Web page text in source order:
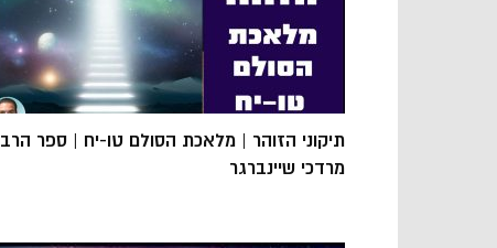
תיקוני הזוהר | מלאכת הסולם טו-יח | ספר הרב
מרדכי שיינברגר